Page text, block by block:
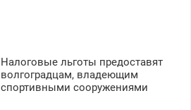
Налоговые льготы предоставят
волгоградцам, владеющим
спортивными сооружениями